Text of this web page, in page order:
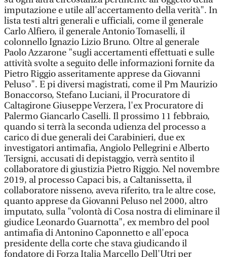
imputazione e utile all'accertamento della verità". In
lista testi altri generali e ufficiali, come il generale
Carlo Alfiero, il generale Antonio Tomaselli, il
colonnello Ignazio Lizio Bruno. Oltre al generale
Paolo Azzarone "sugli accertamenti effettuati e sulle
attività svolte a seguito delle informazioni fornite da
Pietro Riggio asseritamente apprese da Giovanni
Peluso". E pi diversi magistrati, come il Pm Maurizio
Bonaccorso, Stefano Luciani, il Procuratore di
Caltagirone Giuseppe Verzera, l'ex Procuratore di
Palermo Giancarlo Caselli. Il prossimo 11 febbraio,
quando si terrà la seconda udienza del processo a
carico di due generali dei Carabinieri, due ex
investigatori antimafia, Angiolo Pellegrini e Alberto
Tersigni, accusati di depistaggio, verrà sentito il
collaboratore di giustizia Pietro Riggio. Nel novembre
2019, al processo Capaci bis, a Caltanissetta, il
collaboratore nisseno, aveva riferito, tra le altre cose,
quanto apprese da Giovanni Peluso nel 2000, altro
imputato, sulla "volontà di Cosa nostra di eliminare il
giudice Leonardo Guarnotta", ex membro del pool
antimafia di Antonino Caponnetto e all'epoca
presidente della corte che stava giudicando il
fondatore di Forza Italia Marcello Dell'Utri per